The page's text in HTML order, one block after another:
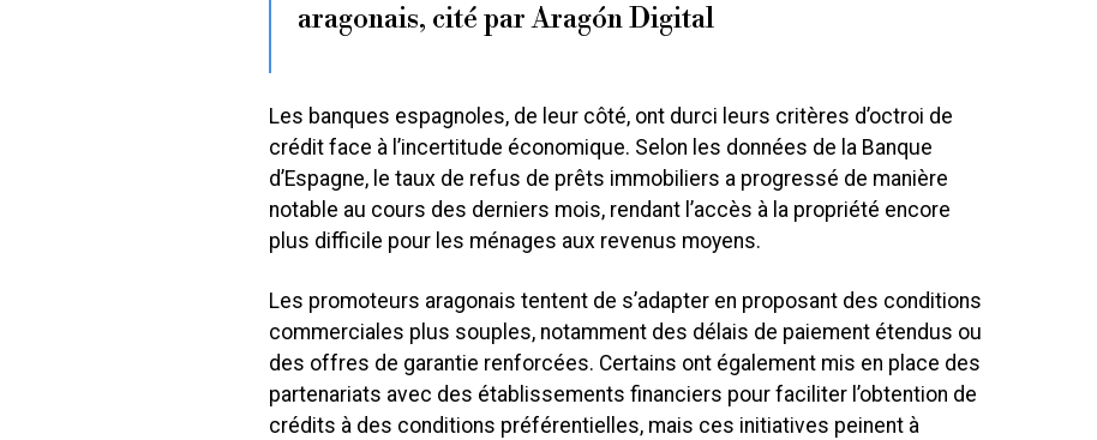
aragonais, cité par Aragón Digital
Les banques espagnoles, de leur côté, ont durci leurs critères d’octroi de
crédit face à l’incertitude économique. Selon les données de la Banque
d’Espagne, le taux de refus de prêts immobiliers a progressé de manière
notable au cours des derniers mois, rendant l’accès à la propriété encore
plus difficile pour les ménages aux revenus moyens.
Les promoteurs aragonais tentent de s’adapter en proposant des conditions
commerciales plus souples, notamment des délais de paiement étendus ou
des offres de garantie renforcées. Certains ont également mis en place des
partenariats avec des établissements financiers pour faciliter l’obtention de
crédits à des conditions préférentielles, mais ces initiatives peinent à